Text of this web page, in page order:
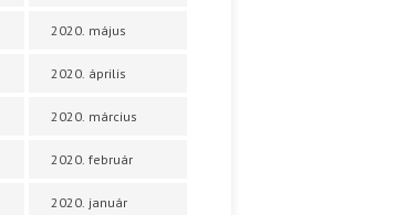
2020. május
2020. április
2020. március
2020. február
2020. január